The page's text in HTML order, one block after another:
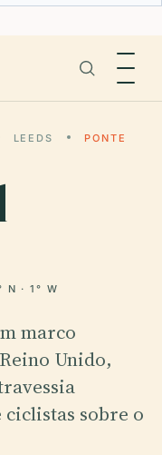
LEEDS
PONTE
N · 1° W
marco
Unido,
sobre o